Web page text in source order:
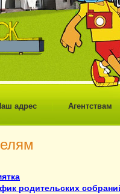
адрес Агентствам
родительских